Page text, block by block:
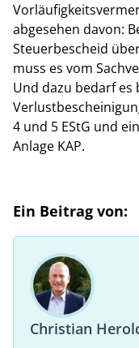
abgesehen davon:
Steuerbescheid
muss es vom
Und dazu bedarf
4 und 5 EStG und
Anlage KAP.
Ein Beitrag von:
Christian